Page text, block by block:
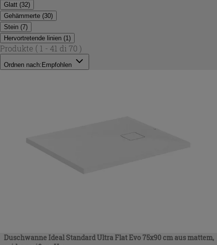
Glatt (32)
Gehämmerte (30)
Stein (7)
Hervortretende linien (1 )
Produkte ( 1 - 41 di 70 )
Ordnen nach: Empfohlen
Duschwanne Ideal Standard Ultra Flat Evo 75x90 cm aus mattem,